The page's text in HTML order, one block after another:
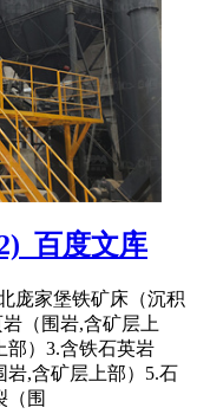
百度文库
庞家堡铁矿床（沉积
（围岩,含矿层上
部）3.含铁石英岩
岩,含矿层上部）5.石
（围